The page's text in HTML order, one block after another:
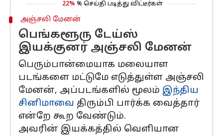
22% % செய்தி படித்து விட்டீர்கள்
அஞ்சலி மேனன்
பெங்களூரு டேய்ஸ்
இயக்குனர் அஞ்சலி மேனன்
பெரும்பான்மையாக மலையாள
படங்களை மட்டுமே எடுத்துள்ள அஞ்சலி
மேனன், அப்படங்களில் மூலம் இந்திய
சினிமாவை திரும்பி பார்க்க வைத்தார்
என்றே கூற வேண்டும்.
அவரின் இயக்கத்தில் வெளியான